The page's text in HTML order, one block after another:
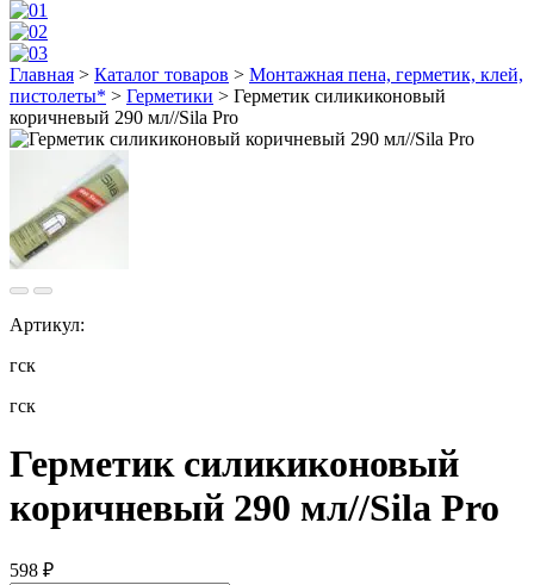
Главная > Каталог товаров > Монтажная пена, герметик, клей,
пистолеты* > Герметики > Герметик силикиконовый
коричневый 290 мл//Sila Pro
Артикул:
гск
гск
Герметик силикиконовый
коричневый 290 мл//Sila Pro
598 ₽